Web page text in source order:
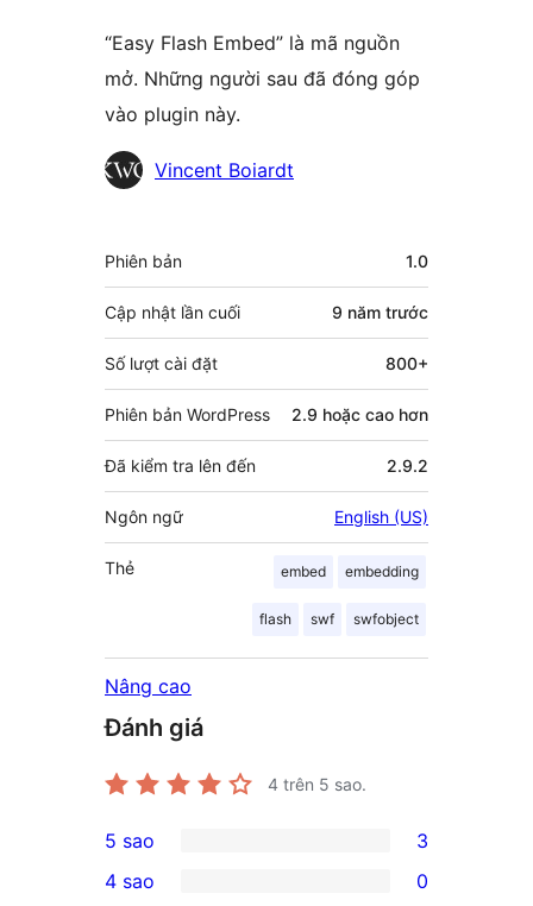
“Easy Flash Embed” là mã nguồn
mở. Những người sau đã đóng góp
vào plugin này.
Những
góp
Vincent Boiardt
Meta
Phiên bản 1.0
Cập nhật lần cuối 9 năm trước
Số lượt cài đặt 800+
Phiên bản WordPress 2.9 hoặc cao hơn
Đã kiểm tra lên đến 2.9.2
Ngôn ngữ English (US)
Thẻ embed embedding
flash swf swfobject
Nâng cao
Đánh giá
4 trên 5 sao.
3
5-
5 sao 3
4 sao 0